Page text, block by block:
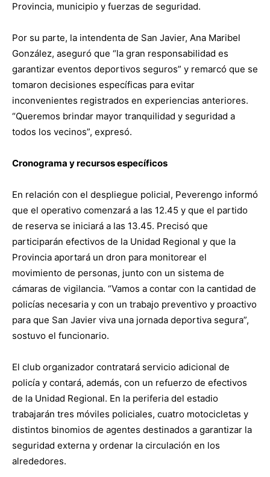
Provincia, municipio y fuerzas de seguridad.
Por su parte, la intendenta de San Javier, Ana Maribel
González, aseguró que “la gran responsabilidad es
garantizar eventos deportivos seguros” y remarcó que se
tomaron decisiones específicas para evitar
inconvenientes registrados en experiencias anteriores.
“Queremos brindar mayor tranquilidad y seguridad a
todos los vecinos”, expresó.
Cronograma y recursos específicos
En relación con el despliegue policial, Peverengo informó
que el operativo comenzará a las 12.45 y que el partido
de reserva se iniciará a las 13.45. Precisó que
participarán efectivos de la Unidad Regional y que la
Provincia aportará un dron para monitorear el
movimiento de personas, junto con un sistema de
cámaras de vigilancia. “Vamos a contar con la cantidad de
policías necesaria y con un trabajo preventivo y proactivo
para que San Javier viva una jornada deportiva segura”,
sostuvo el funcionario.
El club organizador contratará servicio adicional de
policía y contará, además, con un refuerzo de efectivos
de la Unidad Regional. En la periferia del estadio
trabajarán tres móviles policiales, cuatro motocicletas y
distintos binomios de agentes destinados a garantizar la
seguridad externa y ordenar la circulación en los
alrededores.